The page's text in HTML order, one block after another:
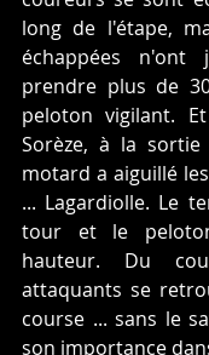
long de l'étape,
échappées n'ont
prendre plus de
peloton vigilant.
Sorèze, à la
motard a aiguillé
... Lagardiolle. Le
tour et le
hauteur. Du
attaquants se
course ... sans le
son importance